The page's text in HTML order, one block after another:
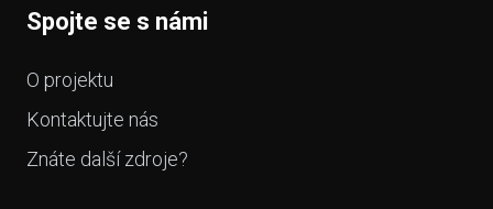
Spojte se s námi
O projektu
Kontaktujte nás
Znáte další zdroje?